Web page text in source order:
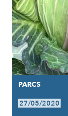
PARCS
27/05/2020